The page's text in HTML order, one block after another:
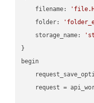
    filename:
    folder:
    storage_name:
}
begin
request =